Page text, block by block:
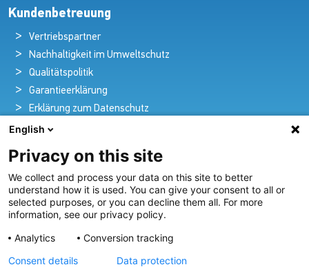
Kundenbetreuung
Vertriebspartner
Nachhaltigkeit im Umweltschutz
Qualitätspolitik
Garantieerklärung
Erklärung zum Datenschutz
Rechtlicher Hinweis
Pioniere in nautischer Brillanz und Innovation
Seit über 100 Jahren entwickeln und liefern wir mit
Leidenschaft innovative Beleuchtungslösungen für alle
Bereiche der maritimen Industrie.
English
Privacy on this site
We collect and process your data on this site to better
understand how it is used. You can give your consent to all or
selected purposes, or you can decline them all. For more
information, see our privacy policy.
Analytics
Conversion tracking
Consent details
Data protection